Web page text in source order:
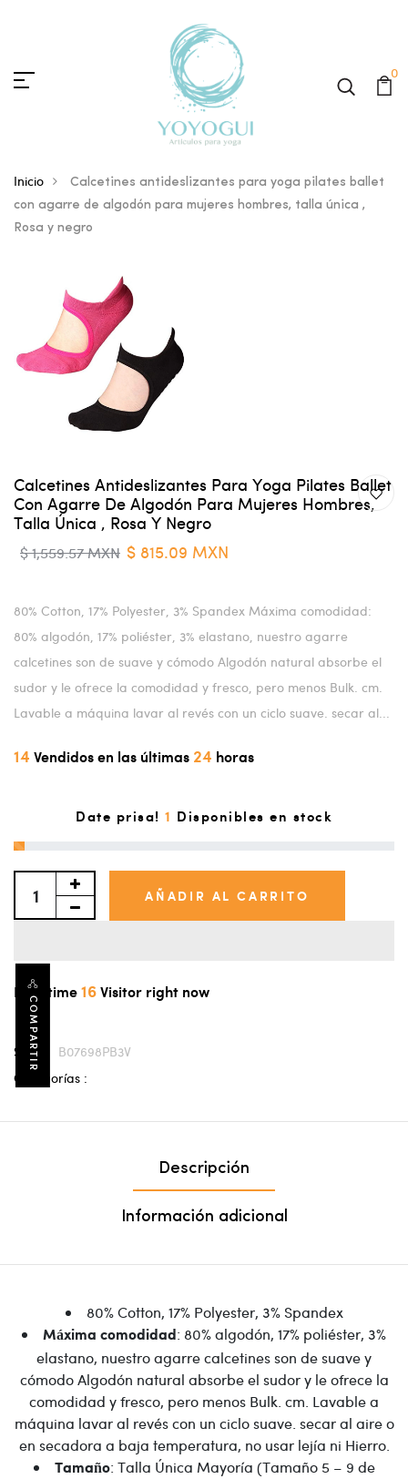
0
COMPARTIR
Inicio
Calcetines antideslizantes para yoga pilates ballet
con agarre de algodón para mujeres hombres, talla única ,
Rosa y negro
Calcetines Antideslizantes Para Yoga Pilates Ballet
Con Agarre De Algodón Para Mujeres Hombres,
Talla Única , Rosa Y Negro
$ 1,559.57 MXN $ 815.09 MXN
80% Cotton, 17% Polyester, 3% Spandex Máxima comodidad:
80% algodón, 17% poliéster, 3% elastano, nuestro agarre
calcetines son de suave y cómodo Algodón natural absorbe el
sudor y le ofrece la comodidad y fresco, pero menos Bulk. cm.
Lavable a máquina lavar al revés con un ciclo suave. secar al...
14 Vendidos en las últimas 24 horas
Date prisa! 1 Disponibles en stock
AÑADIR AL CARRITO
Real time16Visitor right now
SKU :
B07698PB3V
Categorías :
Descripción
Información adicional
80% Cotton, 17% Polyester, 3% Spandex
Máxima comodidad : 80% algodón, 17% poliéster, 3%
elastano, nuestro agarre calcetines son de suave y
cómodo Algodón natural absorbe el sudor y le ofrece la
comodidad y fresco, pero menos Bulk. cm. Lavable a
máquina lavar al revés con un ciclo suave. secar al aire o
en secadora a baja temperatura, no usar lejía ni Hierro.
Tamaño: Talla Única Mayoría (Tamaño 5 – 9 de